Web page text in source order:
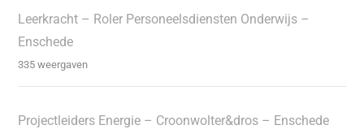
Leerkracht – Roler Personeelsdiensten Onderwijs –
Enschede
335 weergaven
Projectleiders Energie – Croonwolter&dros – Enschede